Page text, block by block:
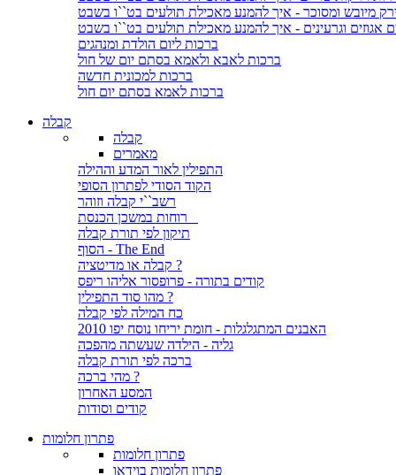
מיובש ומסוכר - איך להמנע מאכילת תולעים בט``ו בשבט
אגוזים וגרעינים - איך להמנע מאכילת תולעים בט``ו בשבט
ברכות ליום הולדת ומנהגים
ברכות לאבא ולאמא בסתם יום של חול
ברכות למכונית חדשה
ברכות לאמא בסתם יום חול
קבלה
קבלה
מאמרים
התפילין לאור המדע וההילה
הקוד הסודי לפתרון הסופי
רשב``י קבלה וזוהר
תיקון לפי תורת קבלה
הסוף - The End
קבלה או מדיטציה ?
קודים בתורה - פרופסור אליהו ריפס
מהו סוד התפילין ?
כח המילה לפי קבלה
האבנים המתגלגלות - חומת יריחו נוסח יפו 2010
גליה - הילדה שעשתה מהפכה
ברכה לפי תורת קבלה
מהי ברכה ?
המסע האחרון
קודים וסודות
פתרון חלומות
פתרון חלומות
פתרון חלומות בוידאו